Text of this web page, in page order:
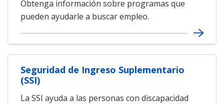
Obtenga información sobre programas que
pueden ayudarle a buscar empleo.
Seguridad de Ingreso Suplementario
(SSI)
La SSI ayuda a las personas con discapacidad